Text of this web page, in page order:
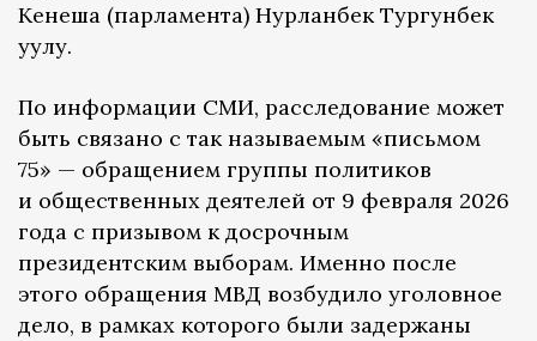
Кенеша (парламента) Нурланбек Тургунбек
уулу.
По информации СМИ, расследование может
быть связано с так называемым «письмом
75» — обращением группы политиков
и общественных деятелей от 9 февраля 2026
года с призывом к досрочным
президентским выборам. Именно после
этого обращения МВД возбудило уголовное
дело, в рамках которого были задержаны